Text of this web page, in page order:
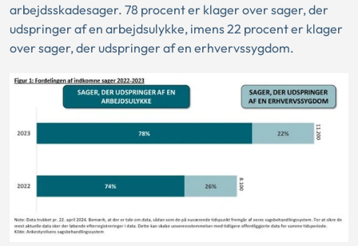
arbejdsskadesager. 78 procent er klager over sager, der
udspringer af en arbejdsulykke, imens 22 procent er klager
over sager, der udspringer af en erhvervssygdom.